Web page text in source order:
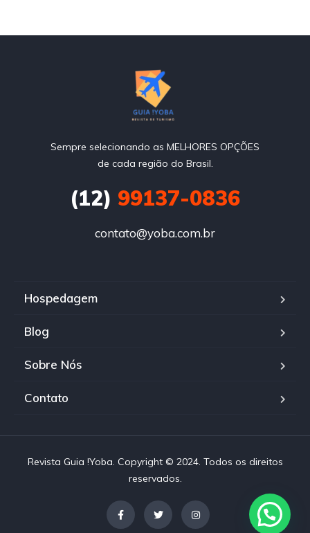
Sempre selecionando as MELHORES OPÇÕES
de cada região do Brasil.
(12) 99137-0836
contato@yoba.com.br
Hospedagem
Blog
Sobre Nós
Contato
Revista Guia !Yoba. Copyright © 2024. Todos os direitos
reservados.